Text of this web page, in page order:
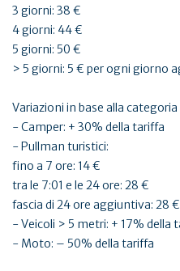
3 giorni: 38 €
4 giorni: 44 €
5 giorni: 50 €
> 5 giorni: 5 € per ogni giorno
Variazioni in base alla categoria
- Camper: + 30% della tariffa
- Pullman turistici:
fino a 7 ore: 14 €
tra le 7:01 e le 24 ore: 28 €
fascia di 24 ore aggiuntiva: 28 €
- Veicoli > 5 metri: + 17% della
- Moto: – 50% della tariffa